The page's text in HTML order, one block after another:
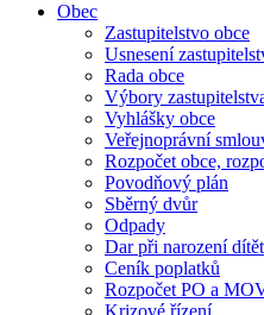
Obec
Zastupitelstvo obce
Usnesení
Rada obce
Výbory
Vyhlášky obce
Veřejnoprávní
Rozpočet obce,
Povodňový plán
Sběrný dvůr
Odpady
Dar při narození
Ceník poplatků
Rozpočet PO a
Krizové řízení